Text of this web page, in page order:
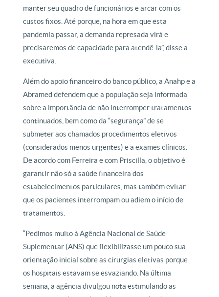
manter seu quadro de funcionários e arcar com os
custos fixos. Até porque, na hora em que esta
pandemia passar, a demanda represada virá e
precisaremos de capacidade para atendê-la”, disse a
executiva.
Além do apoio financeiro do banco público, a Anahp e a
Abramed defendem que a população seja informada
sobre a importância de não interromper tratamentos
continuados, bem como da “segurança” de se
submeter aos chamados procedimentos eletivos
(considerados menos urgentes) e a exames clínicos.
De acordo com Ferreira e com Priscilla, o objetivo é
garantir não só a saúde financeira dos
estabelecimentos particulares, mas também evitar
que os pacientes interrompam ou adiem o início de
tratamentos.
“Pedimos muito à Agência Nacional de Saúde
Suplementar (ANS) que flexibilizasse um pouco sua
orientação inicial sobre as cirurgias eletivas porque
os hospitais estavam se esvaziando. Na última
semana, a agência divulgou nota estimulando as